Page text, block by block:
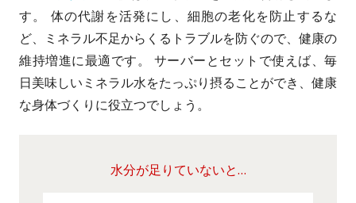
す。 体の代謝を活発にし、細胞の老化を防止するな
ど、ミネラル不足からくるトラブルを防ぐので、健康の
維持増進に最適です。 サーバーとセットで使えば、毎
日美味しいミネラル水をたっぷり摂ることができ、健康
な身体づくりに役立つでしょう。
水分が足りていないと…